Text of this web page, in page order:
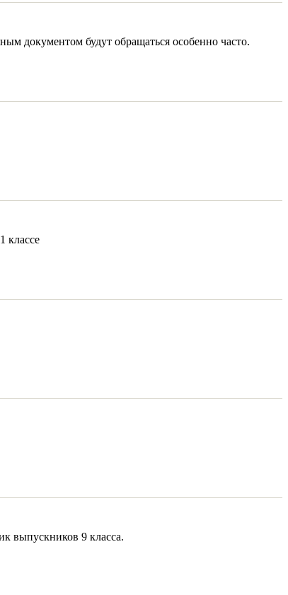
документом будут обращаться особенно часто.
классе
выпускников 9 класса.